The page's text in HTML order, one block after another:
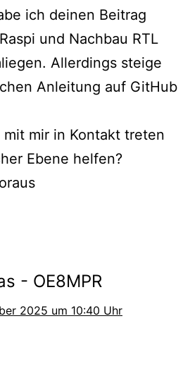
ich deinen Beitrag
und Nachbau RTL
Allerdings steige
Anleitung auf GitHub
mir in Kontakt treten
Ebene helfen?
- OE8MPR
2025 um 10:40 Uhr